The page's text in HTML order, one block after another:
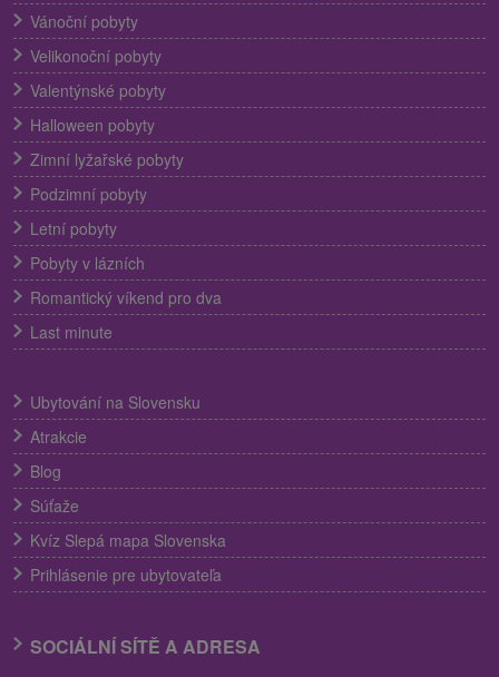
Vánoční pobyty
Velikonoční pobyty
Valentýnské pobyty
Halloween pobyty
Zimní lyžařské pobyty
Podzimní pobyty
Letní pobyty
Pobyty v lázních
Romantický víkend pro dva
Last minute
Ubytování na Slovensku
Atrakcie
Blog
Súťaže
Kvíz Slepá mapa Slovenska
Prihlásenie pre ubytovateľa
SOCIÁLNÍ SÍTĚ A ADRESA